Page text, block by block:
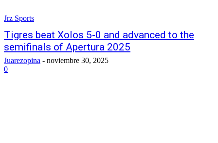
Jrz Sports
Tigres beat Xolos 5-0 and advanced to the
semifinals of Apertura 2025
Juarezopina - noviembre 30, 2025
0